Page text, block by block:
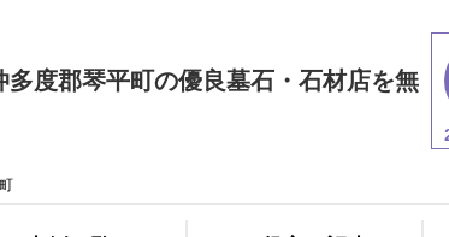
多度郡琴平町の優良墓石・石材店を無